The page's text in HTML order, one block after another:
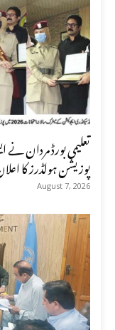
پوزیشن ہولڈرز کا
August 7, 2026